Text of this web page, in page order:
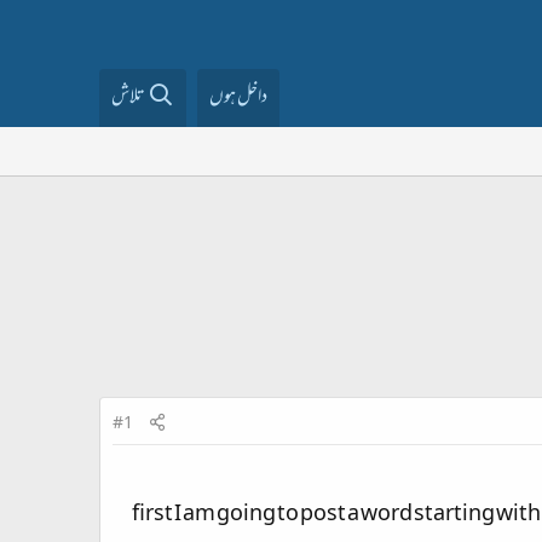
داخل ہوں تلاش
#1
first I am going to post a word starting